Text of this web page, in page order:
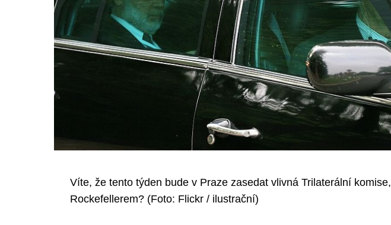
Víte, že tento týden bude v Praze zasedat vlivná Trilaterální
Rockefellerem? (Foto: Flickr / ilustrační)